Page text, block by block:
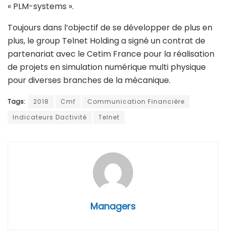
« PLM-systems ».
Toujours dans l’objectif de se développer de plus en
plus, le group Telnet Holding a signé un contrat de
partenariat avec le Cetim France pour la réalisation
de projets en simulation numérique multi physique
pour diverses branches de la mécanique.
Tags: 2018 Cmf
Communication Financière
Indicateurs Dactivité
Telnet
Managers